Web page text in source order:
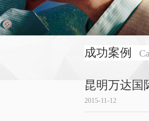
成功案例
昆明万达国
2015-11-12